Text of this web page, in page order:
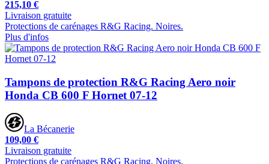
215,10 €
Livraison gratuite
Protections de carénages R&G Racing. Noires.
Plus d'infos
Tampons de protection R&G Racing Aero noir
Honda CB 600 F Hornet 07-12
La Bécanerie
109,00 €
Livraison gratuite
Protections de carénages R&G Racing. Noires.